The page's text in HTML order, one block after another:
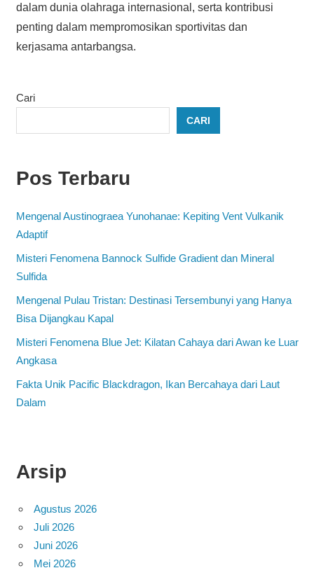
dalam dunia olahraga internasional, serta kontribusi
penting dalam mempromosikan sportivitas dan
kerjasama antarbangsa.
Cari
CARI
Pos Terbaru
Mengenal Austinograea Yunohanae: Kepiting Vent Vulkanik
Adaptif
Misteri Fenomena Bannock Sulfide Gradient dan Mineral
Sulfida
Mengenal Pulau Tristan: Destinasi Tersembunyi yang Hanya
Bisa Dijangkau Kapal
Misteri Fenomena Blue Jet: Kilatan Cahaya dari Awan ke Luar
Angkasa
Fakta Unik Pacific Blackdragon, Ikan Bercahaya dari Laut
Dalam
Arsip
Agustus 2026
Juli 2026
Juni 2026
Mei 2026